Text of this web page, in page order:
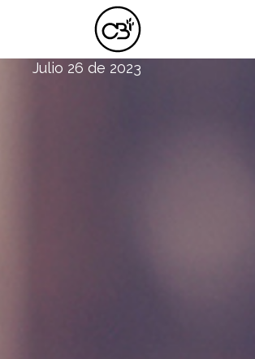
¿HASTA CUÁNDO, SEÑOR?
Julio 26 de 2023